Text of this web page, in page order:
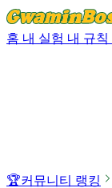
홈 내 실험 내 규칙
🏆커뮤니티 랭킹